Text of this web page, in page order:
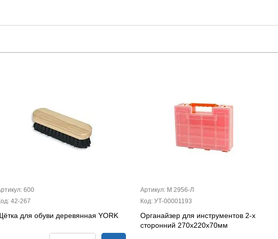
600
42-267
для обуви деревянная YORK
Артикул: М 2956-Л
Код: УТ-00001193
Органайзер для инструментов 2-х
сторонний 270х220х70мм